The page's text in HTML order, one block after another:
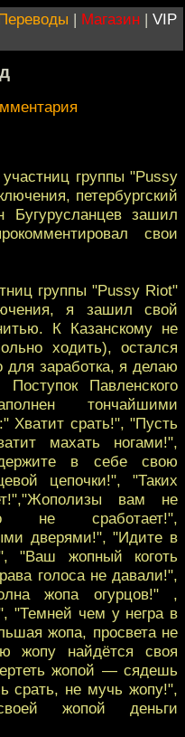
| Магазин | VIP
группы "Pussy
петербургский
Бугурусланцев зашил
свои
группы "Pussy Riot"
я зашил свой
К Казанскому не
ходить), остался
заработка, я делаю
Павленского
тончайшими
Хватит срать!", "Пусть
махать ногами!",
в себе свою
цепочки!", "Таких
вам не
не сработает!",
дверями!", "Идите в
"Ваш жопный коготь
голоса не давали!",
жопа огурцов!" ,
"Темней чем у негра в
жопа, просвета не
жопу найдётся своя
жопой — сядешь
срать, не мучь жопу!",
жопой деньги